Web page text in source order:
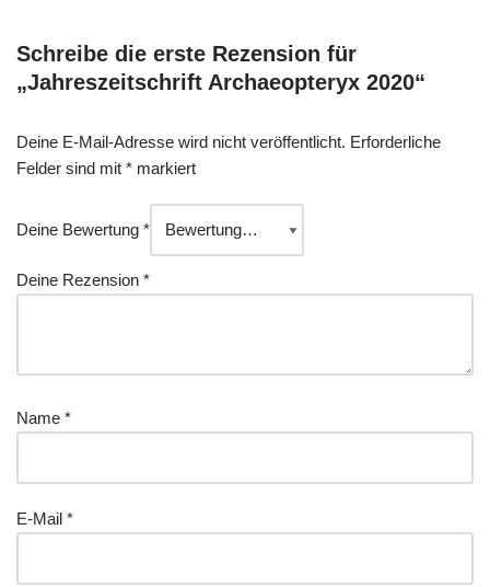
Schreibe die erste Rezension für
„Jahreszeitschrift Archaeopteryx 2020“
Deine E-Mail-Adresse wird nicht veröffentlicht. Erforderliche
Felder sind mit * markiert
Deine Bewertung *
Deine Rezension *
Name *
E-Mail *